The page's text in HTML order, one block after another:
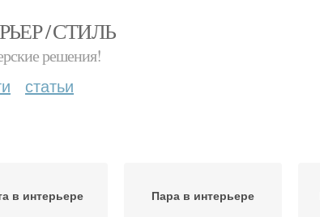
/ СТИЛЬ
решения!
статьи
в интерьере Пара в интерьере